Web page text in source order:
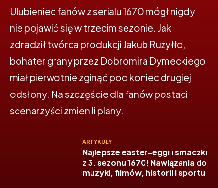
Ulubieniec fanów z serialu 1670 mógł nigdy
nie pojawić się w trzecim sezonie. Jak
zdradził twórca produkcji Jakub Rużyłło,
bohater grany przez Dobromira Dymeckiego
miał pierwotnie zginąć pod koniec drugiej
odsłony. Na szczęście dla fanów postaci
scenarzyści zmienili plany.
ARTYKUŁY
Najlepsze easter-eggi i smaczki
z 3. sezonu 1670! Nawiązania do
muzyki, filmów, historii i sportu